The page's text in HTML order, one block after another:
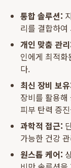
통합 솔루션:
리를 결합하
개인 맞춤 관
인에게 최적
다.
최신 장비 보
장비를 활용
피부 탄력 증
과학적 접근:
가능한 건강
원스톱 케어: